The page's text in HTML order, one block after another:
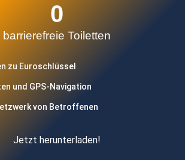
barrierefreie Toiletten
0
zu Euroschlüssel
und GPS-Navigation
von Betroffenen
Jetzt herunterladen!